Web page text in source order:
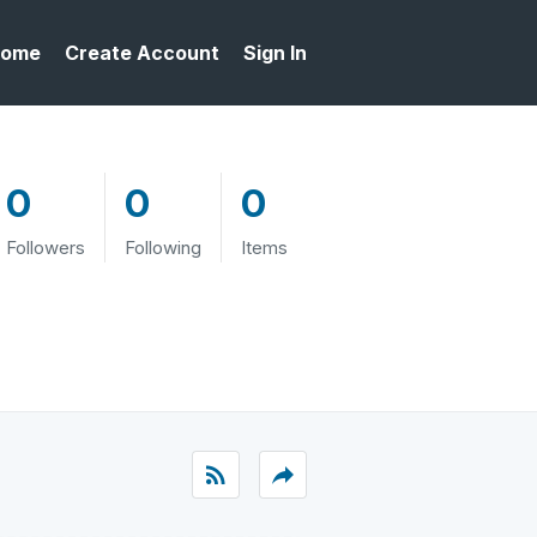
Create Account Sign In
0
Followers
0
Following
0
Items
rss_feed reply